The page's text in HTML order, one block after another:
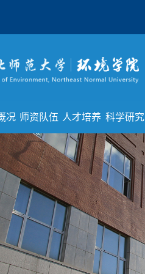
况 师资队伍 人才培养 科学研究